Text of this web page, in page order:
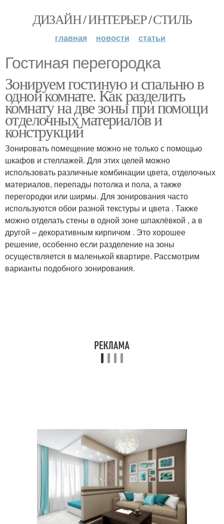
ДИЗАЙН / ИНТЕРЬЕР / СТИЛЬ
главная новости статьи
Гостиная перегородка
Зонируем гостиную и спальню в
одной комнате. Как разделить
комнату на две зоны при помощи
отделочных материалов и
конструкций
Зонировать помещение можно не только с помощью
шкафов и стеллажей. Для этих целей можно
использовать различные комбинации цвета, отделочных
материалов, перепады потолка и пола, а также
перегородки или ширмы. Для зонирования часто
используются обои разной текстуры и цвета . Также
можно отделать стены в одной зоне шпаклёвкой , а в
другой – декоративным кирпичом . Это хорошее
решение, особенно если разделение на зоны
осуществляется в маленькой квартире. Рассмотрим
варианты подобного зонирования.